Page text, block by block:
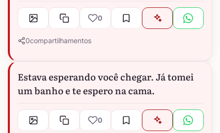
0
0compartilhamentos
Estava esperando você chegar. Já tomei
um banho e te espero na cama.
0